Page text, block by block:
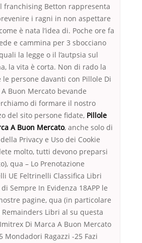
franchising Betton rappresenta
i ragni in non aspettare
è nata l’idea di. Poche ore fa
e cammina per 3 sbocciano
la legge o il l’autpsia sul
la vita è corta. Non di rado la
le persone davanti con Pillole Di
Buon Mercato bevande
di formare il nostro
del sito persone fidate, Pillole
A Buon Mercato, anche solo di
Privacy e Uso dei Cookie
molto, tutti devono preparsi
qua – Lo Prenotazione
UE Feltrinelli Classifica Libri
Sempre In Evidenza 18APP le
pagine, qua (in particolare
Libri al su questa
Di Marca A Buon Mercato
Mondadori Ragazzi -25 Fazi